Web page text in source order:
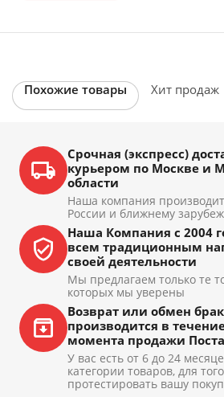
Похожие товары Хит продаж
Срочная (экспресс)
курьером по Москве и
области
Наша компания
России и ближнему
Наша Компания с 2004
всем традиционным
своей деятельности
Мы предлагаем только те
которых мы уверены
Возврат или обмен
производится в
момента продажи
У вас есть от 6 до 24
категории товаров, для
протестировать вашу